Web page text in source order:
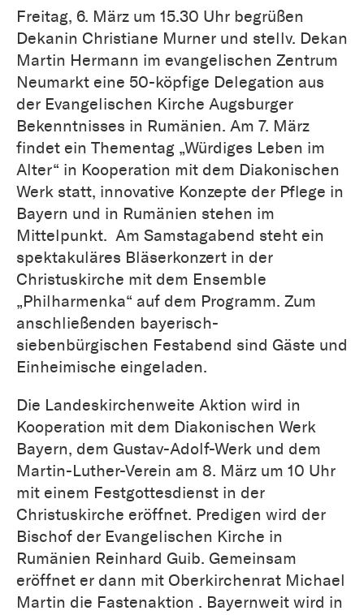
Freitag, 6. März um 15.30 Uhr begrüßen
Dekanin Christiane Murner und stellv. Dekan
Martin Hermann im evangelischen Zentrum
Neumarkt eine 50-köpfige Delegation aus
der Evangelischen Kirche Augsburger
Bekenntnisses in Rumänien. Am 7. März
findet ein Thementag „Würdiges Leben im
Alter“ in Kooperation mit dem Diakonischen
Werk statt, innovative Konzepte der Pflege in
Bayern und in Rumänien stehen im
Mittelpunkt. Am Samstagabend steht ein
spektakuläres Bläserkonzert in der
Christuskirche mit dem Ensemble
„Philharmenka“ auf dem Programm. Zum
anschließenden bayerisch-
siebenbürgischen Festabend sind Gäste und
Einheimische eingeladen.
Die Landeskirchenweite Aktion wird in
Kooperation mit dem Diakonischen Werk
Bayern, dem Gustav-Adolf-Werk und dem
Martin-Luther-Verein am 8. März um 10 Uhr
mit einem Festgottesdienst in der
Christuskirche eröffnet. Predigen wird der
Bischof der Evangelischen Kirche in
Rumänien Reinhard Guib. Gemeinsam
eröffnet er dann mit Oberkirchenrat Michael
Martin die Fastenaktion . Bayernweit wird in